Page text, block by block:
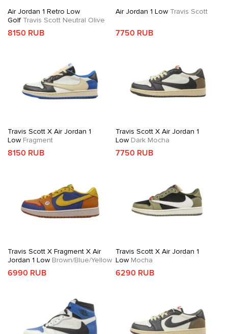
Air Jordan 1 Retro Low
Golf Travis Scott Neutral Olive
8150 RUB
Air Jordan 1 LowTravis Scott
7750 RUB
Travis Scott X Air Jordan 1
Low Fragment
8150 RUB
Travis Scott X Air Jordan 1
LowDark Mocha
7750 RUB
Travis Scott X Fragment X Air
Jordan 1 Low Brown/Blue/Yellow
6990 RUB
Travis Scott X Air Jordan 1
LowMocha
6290 RUB